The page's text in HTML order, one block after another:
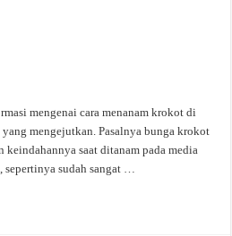
mengenai cara menanam krokot di
yang mengejutkan. Pasalnya bunga krokot
keindahannya saat ditanam pada media
sudah sangat …